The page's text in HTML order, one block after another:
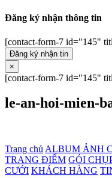
Đăng ký nhận thông tin
[contact-form-7 id="145"
Đăng ký nhận tin
×
[contact-form-7 id="145"
le-an-hoi-mien-
Trang chủ ALBUM ẢNH
TRANG ĐIỂM GÓI
CƯỚI KHÁCH HÀNG